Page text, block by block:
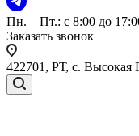
Пн. – Пт.: с 8:00 до
Заказать звонок
422701, РТ, с. Высокая